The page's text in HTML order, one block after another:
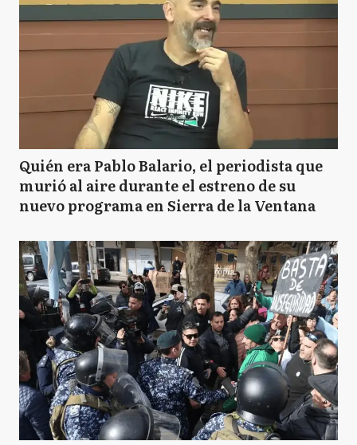
Quién era Pablo Balario, el periodista que
murió al aire durante el estreno de su
nuevo programa en Sierra de la Ventana